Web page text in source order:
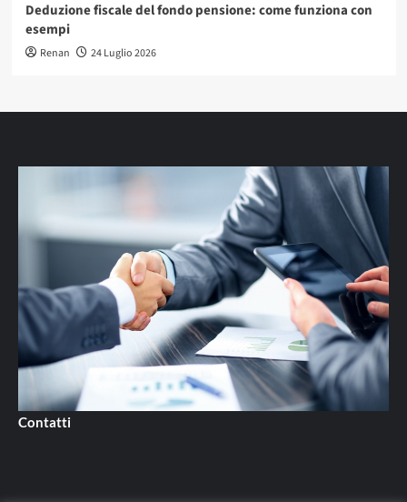
Deduzione fiscale del fondo pensione: come funziona con
esempi
Renan 24 Luglio 2026
Contatti